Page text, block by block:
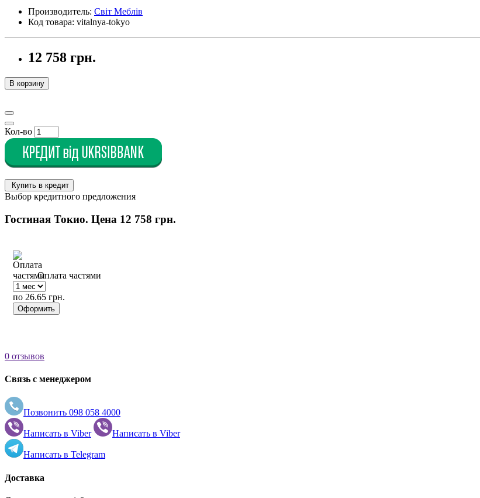
Производитель: Світ Меблів
Код товара: vitalnya-tokyo
12 758 грн.
В корзину
Кол-во
Купить в кредит
Выбор кредитного предложения
Гостиная Токио. Цена 12 758 грн.
Оплата частями
по 26.65 грн.
Оформить
0 отзывов
Связь с менеджером
Позвонить 098 058 4000
Написать в Viber Написать в Viber
Написать в Telegram
Доставка